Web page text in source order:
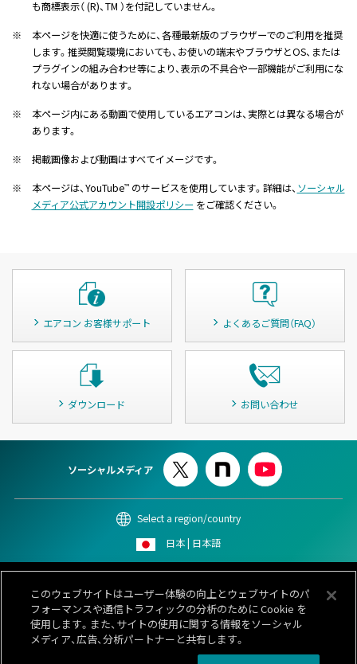
も商標表示（ (R)、TM ）を付記していません。
※
本ページを快適に使うために、各種最新版のブラウザーでのご利用を推奨
します。推奨閲覧環境においても、お使いの端末やブラウザとOS、または
プラグインの組み合わせ等により、表示の不具合や一部機能がご利用にな
れない場合があります。
※
本ページ内にある動画で使用しているエアコンは、実際とは異なる場合が
あります。
※
掲載画像および動画はすべてイメージです。
※
本ページは、YouTube™のサービスを使用しています。詳細は、 ソーシャル
メディア公式アカウント開設ポリシー をご確認ください。
エアコン お客様サポート よくあるご質問（FAQ）
ダウンロード お問い合わせ
ソーシャルメディア
Select a region/country
日本 | 日本語
情報セキュリティポリシー
カスタマーハラスメント対応基本方針
サイトマップ
お問い合わせ
© 1996- 2026 GENERAL.
このウェブサイトはユーザー体験の向上とウェブサイトのパ
フォーマンスや通信トラフィックの分析のために Cookie を
使用します。また、サイトの使用に関する情報をソーシャル
メディア、広告、分析パートナーと共有します。